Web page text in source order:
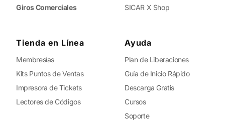
Giros Comerciales
SICAR X Shop
Tienda en Línea
Membresías
Kits Puntos de Ventas
Impresora de Tickets
Lectores de Códigos
Ayuda
Plan de Liberaciones
Guía de Inicio Rápido
Descarga Gratis
Cursos
Soporte